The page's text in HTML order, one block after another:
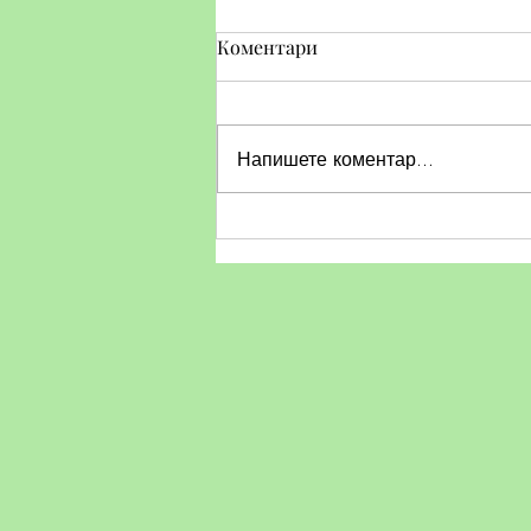
Общински спортен празник
"Бързи, смели, ловки"
Коментари
Напишете коментар...